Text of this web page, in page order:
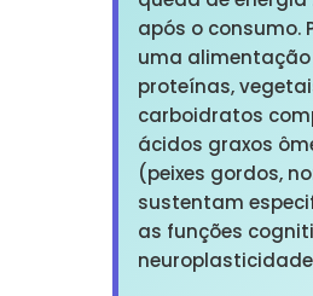
após o consumo.
uma alimentação
proteínas,
carboidratos
ácidos graxos
(peixes gordos,
sustentam
as funções